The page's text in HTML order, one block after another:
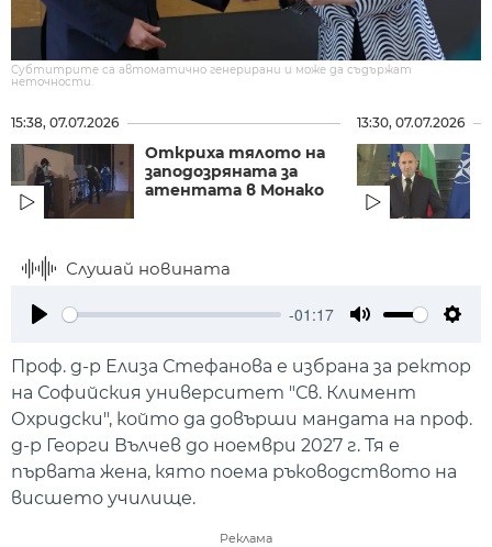
Субтитрите са автоматично генерирани и може да съдържат
неточности.
15:38, 07.07.2026
Откриха тялото на
заподозряната за
атентата в Монако
13:30, 07.07.2026
Слушай новината
-01:17
Проф. д-р Елиза Стефанова е избрана за ректор
на Софийския университет "Св. Климент
Охридски", който да довърши мандата на проф.
д-р Георги Вълчев до ноември 2027 г. Тя е
първата жена, кято поема ръководството на
висшето училище.
Реклама